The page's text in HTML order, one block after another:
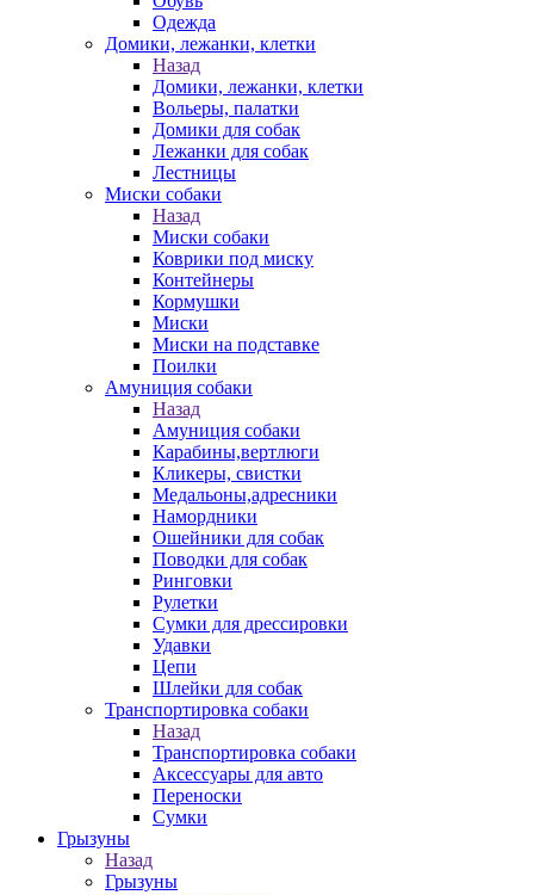
Одежда
Домики, лежанки, клетки
Назад
Домики, лежанки, клетки
Вольеры, палатки
Домики для собак
Лежанки для собак
Лестницы
Миски собаки
Назад
Миски собаки
Коврики под миску
Контейнеры
Кормушки
Миски
Миски на подставке
Поилки
Амуниция собаки
Назад
Амуниция собаки
Карабины,вертлюги
Кликеры, свистки
Медальоны,адресники
Намордники
Ошейники для собак
Поводки для собак
Ринговки
Рулетки
Сумки для дрессировки
Удавки
Цепи
Шлейки для собак
Транспортировка собаки
Назад
Транспортировка собаки
Аксессуары для авто
Переноски
Сумки
Грызуны
Назад
Грызуны